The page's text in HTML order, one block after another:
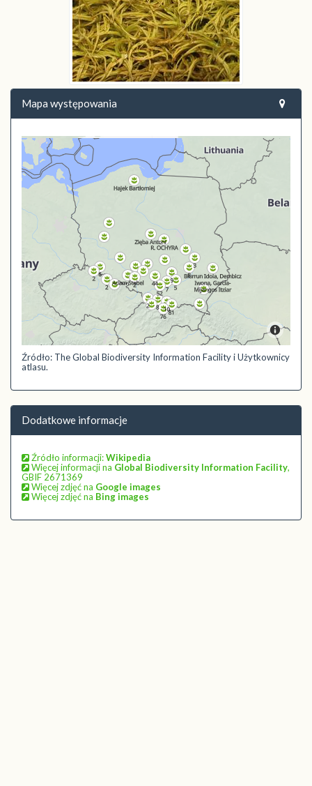
Mapa występowania
Źródło: The Global Biodiversity Information Facility i Użytkownicy
atlasu.
Dodatkowe informacje
Źródło informacji:Wikipedia
Więcej informacji na Global Biodiversity Information Facility,
GBIF 2671369
Więcej zdjęć na Google images
Więcej zdjęć na Bing images